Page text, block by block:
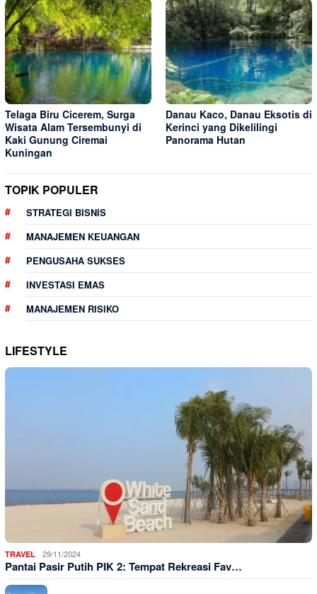
Telaga Biru Cicerem, Surga
Wisata Alam Tersembunyi di
Kaki Gunung Ciremai
Kuningan
Danau Kaco, Danau Eksotis di
Kerinci yang Dikelilingi
Panorama Hutan
TOPIK POPULER
STRATEGI BISNIS
MANAJEMEN KEUANGAN
PENGUSAHA SUKSES
INVESTASI EMAS
MANAJEMEN RISIKO
LIFESTYLE
TRAVEL 29/11/2024
Pantai Pasir Putih PIK 2: Tempat Rekreasi Fav…